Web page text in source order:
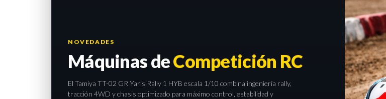
NOVEDADES
Máquinas deCompetición RC
El Tamiya TT-02 GR Yaris Rally 1 HYB escala 1/10 combina ingeniería rally,
tracción 4WD y chasis optimizado para máximo control, estabilidad y